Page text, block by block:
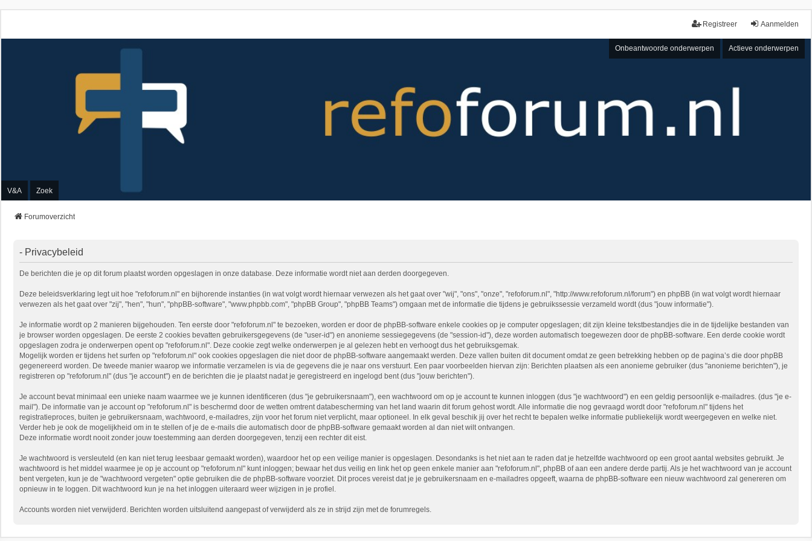
Aanmelden
Registreer
Onbeantwoorde onderwerpen Actieve onderwerpen
V&A Zoek
Forumoverzicht
- Privacybeleid
De berichten die je op dit forum plaatst worden opgeslagen in onze database. Deze informatie wordt niet aan derden doorgegeven.
Deze beleidsverklaring legt uit hoe "refoforum.nl" en bijhorende instanties (in wat volgt wordt hiernaar verwezen als het gaat over "wij", "ons", "onze", "refoforum.nl", "http://www.refoforum.nl/forum") en phpBB (in wat volgt wordt hiernaar
verwezen als het gaat over "zij", "hen", "hun", "phpBB-software", "www.phpbb.com", "phpBB Group", "phpBB Teams") omgaan met de informatie die tijdens je gebruikssessie verzameld wordt (dus "jouw informatie").
Je informatie wordt op 2 manieren bijgehouden. Ten eerste door "refoforum.nl" te bezoeken, worden er door de phpBB-software enkele cookies op je computer opgeslagen; dit zijn kleine tekstbestandjes die in de tijdelijke bestanden van
je browser worden opgeslagen. De eerste 2 cookies bevatten gebruikersgegevens (de "user-id") en anonieme sessiegegevens (de "session-id"), deze worden automatisch toegewezen door de phpBB-software. Een derde cookie wordt
opgeslagen zodra je onderwerpen opent op "refoforum.nl". Deze cookie zegt welke onderwerpen je al gelezen hebt en verhoogt dus het gebruiksgemak.
Mogelijk worden er tijdens het surfen op "refoforum.nl" ook cookies opgeslagen die niet door de phpBB-software aangemaakt werden. Deze vallen buiten dit document omdat ze geen betrekking hebben op de pagina’s die door phpBB
gegenereerd worden. De tweede manier waarop we informatie verzamelen is via de gegevens die je naar ons verstuurt. Een paar voorbeelden hiervan zijn: Berichten plaatsen als een anonieme gebruiker (dus "anonieme berichten"), je
registreren op "refoforum.nl" (dus "je account") en de berichten die je plaatst nadat je geregistreerd en ingelogd bent (dus "jouw berichten").
Je account bevat minimaal een unieke naam waarmee we je kunnen identificeren (dus "je gebruikersnaam"), een wachtwoord om op je account te kunnen inloggen (dus "je wachtwoord") en een geldig persoonlijk e-mailadres. (dus "je e-
mail"). De informatie van je account op "refoforum.nl" is beschermd door de wetten omtrent databescherming van het land waarin dit forum gehost wordt. Alle informatie die nog gevraagd wordt door "refoforum.nl" tijdens het
registratieproces, buiten je gebruikersnaam, wachtwoord, e-mailadres, zijn voor het forum niet verplicht, maar optioneel. In elk geval beschik jij over het recht te bepalen welke informatie publiekelijk wordt weergegeven en welke niet.
Verder heb je ook de mogelijkheid om in te stellen of je de e-mails die automatisch door de phpBB-software gemaakt worden al dan niet wilt ontvangen.
Deze informatie wordt nooit zonder jouw toestemming aan derden doorgegeven, tenzij een rechter dit eist.
Je wachtwoord is versleuteld (en kan niet terug leesbaar gemaakt worden), waardoor het op een veilige manier is opgeslagen. Desondanks is het niet aan te raden dat je hetzelfde wachtwoord op een groot aantal websites gebruikt. Je
wachtwoord is het middel waarmee je op je account op "refoforum.nl" kunt inloggen; bewaar het dus veilig en link het op geen enkele manier aan "refoforum.nl", phpBB of aan een andere derde partij. Als je het wachtwoord van je account
bent vergeten, kun je de "wachtwoord vergeten" optie gebruiken die de phpBB-software voorziet. Dit proces vereist dat je je gebruikersnaam en e-mailadres opgeeft, waarna de phpBB-software een nieuw wachtwoord zal genereren om
opnieuw in te loggen. Dit wachtwoord kun je na het inloggen uiteraard weer wijzigen in je profiel.
Accounts worden niet verwijderd. Berichten worden uitsluitend aangepast of verwijderd als ze in strijd zijn met de forumregels.